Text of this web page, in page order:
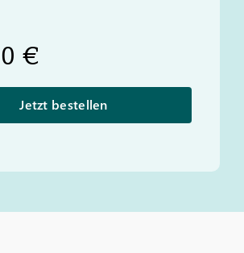
€
Jetzt bestellen